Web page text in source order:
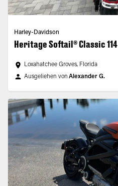
Harley-Davidson
Heritage Softail® Classic 114
Loxahatchee Groves, Florida
Ausgeliehen von Alexander G.